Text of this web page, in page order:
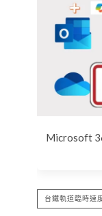
Microsoft
台鐵軌道臨時速